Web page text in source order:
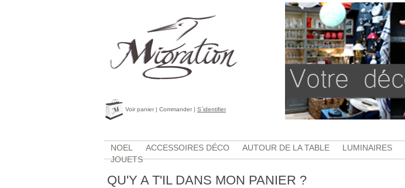
Voir panier | Commander | S´identifier
NOEL ACCESSOIRES DÉCO AUTOUR DE LA TABLE LUMINAIRES
JOUETS
QU'Y A T'IL DANS MON PANIER ?